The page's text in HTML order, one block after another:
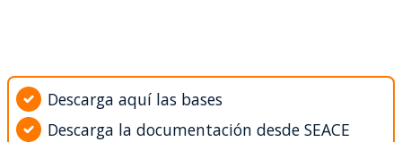
Descarga aquí las bases
Descarga la documentación desde SEACE